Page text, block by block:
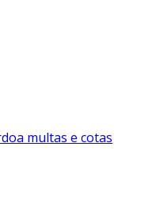
multas e cotas